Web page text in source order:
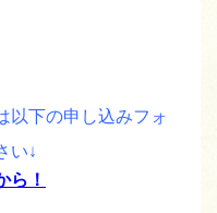
以下の申し込みフォ
い↓
ら！